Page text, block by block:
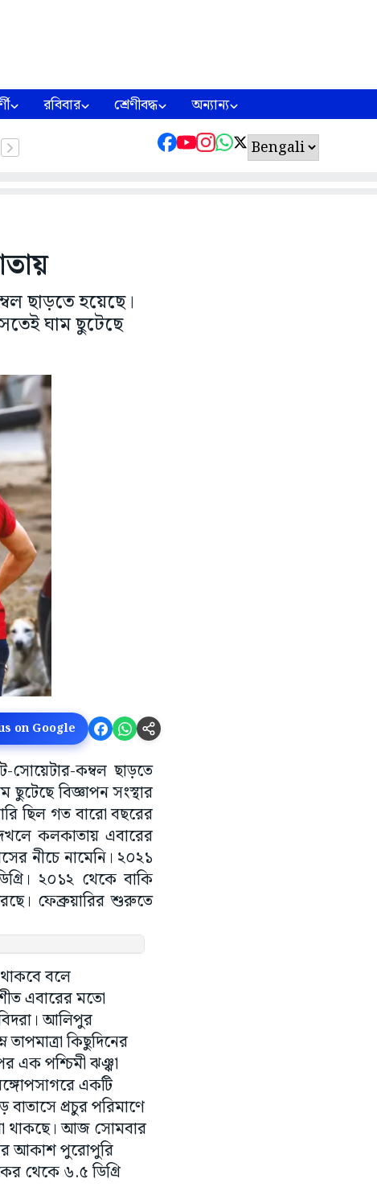
রবিবার শ্রেণীবদ্ধ অন্যান্য
ছাড়তে হয়েছে।
ঘাম ছুটেছে
on Google
সোয়েটার-কম্বল ছাড়তে
ছুটেছে বিজ্ঞাপন সংস্থার
ছিল গত বারো বছরের
কলকাতায় এবারের
নীচে নামেনি। ২০২১
২০১২ থেকে বাকি
ফেব্রুয়ারির শুরুতে
বলে
এবারের মতো
আলিপুর
কিছুদিনের
এক পশ্চিমী ঝঞ্ঝা
একটি
বাতাসে প্রচুর পরিমাণে
থাকছে। আজ সোমবার
আকাশ পুরোপুরি
থেকে ৬.৫ ডিগ্রি